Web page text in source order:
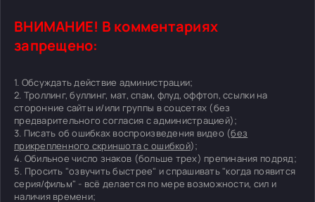
ВНИМАНИЕ! В комментариях
запрещено:
1. Обсуждать действие администрации;
2. Троллинг, буллинг, мат, спам, флуд, оффтоп, ссылки на
сторонние сайты и/или группы в соцсетях (без
предварительного согласия с администрацией);
3. Писать об ошибках воспроизведения видео (без
прикрепленного скриншота с ошибкой);
4. Обильное число знаков (больше трех) препинания подряд;
5. Просить "озвучить быстрее" и спрашивать "когда появится
серия/фильм" - всё делается по мере возможности, сил и
наличия времени;